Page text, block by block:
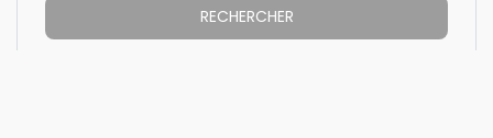
RECHERCHER